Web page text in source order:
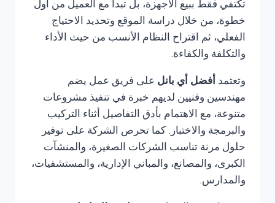
تكتفي فقط ببيع الأجهزة، بل تبدأ مع العميل من أول
خطوة، من خلال دراسة الموقع وتحديد الاحتياج
الفعلي، ثم اقتراح النظام الأنسب من حيث الأداء
والتكلفة والكفاءة.
وتعتمد أفضل أي بانل على فريق عمل يضم
مهندسين وفنيين لديهم خبرة في تنفيذ مشروعات
متنوعة، مع الاهتمام بأدق التفاصيل أثناء التركيب
والبرمجة والاختبار. كما تحرص الشركة على توفير
حلول مرنة تناسب الشركات الصغيرة، والمنشآت
الكبرى، والمصانع، والمباني الإدارية، والمستشفيات،
والمدارس.